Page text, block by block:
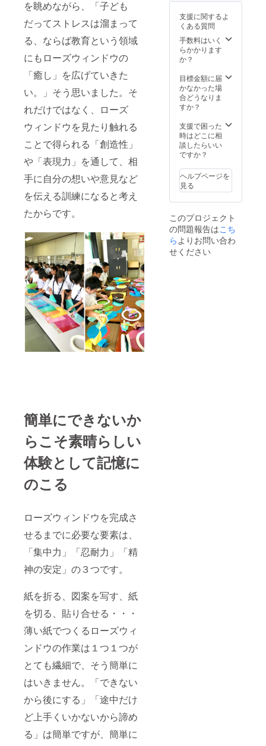
を眺めながら、「子ども
だってストレスは溜まって
る、ならば教育という領域
にもローズウィンドウの
「癒し」を広げていきた
い。」そう思いました。そ
れだけではなく、ローズ
ウィンドウを見たり触れる
ことで得られる「創造性」
や「表現力」を通して、相
手に自分の想いや意見など
を伝える訓練になると考え
たからです。
簡単にできないか
らこそ素晴らしい
体験として記憶に
のこる
ローズウィンドウを完成さ
せるまでに必要な要素は、
「集中力」「忍耐力」「精
神の安定」の３つです。
紙を折る、図案を写す、紙
を切る、貼り合せる・・・
薄い紙でつくるローズウィ
ンドウの作業は１つ１つが
とても繊細で、そう簡単に
はいきません。「できない
から後にする」「途中だけ
ど上手くいかないから諦め
る」は簡単ですが、簡単に
●下関展
記念
メッ
セージ
カード
送/2023
年2月中
(予定)。
支援に関するよ
くある質問
手数料はいく
らかかります
か？
目標金額に届
かなかった場
合どうなりま
すか？
支援で困った
時はどこに相
談したらいい
ですか？
ヘルプページを
見る
このプロジェクト
の問題報告はこち
らよりお問い合わ
せください